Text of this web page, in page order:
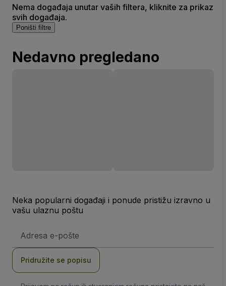
Nema događaja unutar vaših filtera, kliknite za prikaz
svih događaja.
Poništi filtre
Nedavno pregledano
Neka popularni događaji i ponude pristižu izravno u
vašu ulaznu poštu
mail
Pridružite se popisu